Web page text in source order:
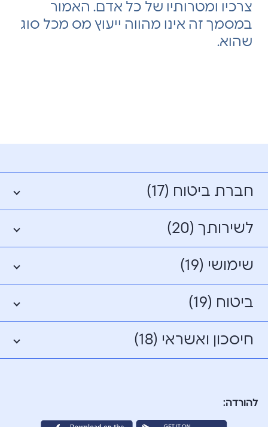
צרכיו ומטרותיו של כל אדם. האמור
במסמך זה אינו מהווה ייעוץ מס מכל סוג
שהוא.
חברת ביטוח (17)
לשירותך (20)
שימושי (19)
ביטוח (19)
חיסכון ואשראי (18)
להורדה: